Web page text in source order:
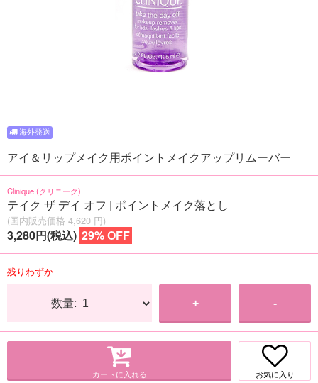
アイ＆リップメイク用ポイントメイクアップリムーバー
Clinique (クリニーク)
テイク ザ デイ オフ | ポイントメイク落とし
(国内販売価格 4,620 円)
3,280円(税込) 29% OFF
残りわずか
数量: + -
カートに入れる お気に入り